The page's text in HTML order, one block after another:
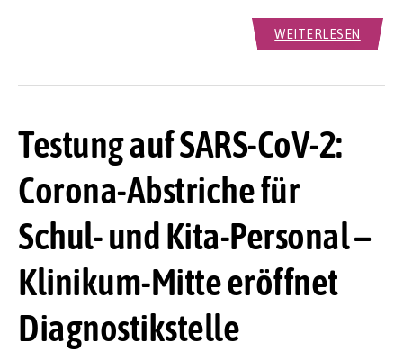
WEITERLESEN
Testung auf SARS-CoV-2:
Corona-Abstriche für
Schul- und Kita-Personal –
Klinikum-Mitte eröffnet
Diagnostikstelle